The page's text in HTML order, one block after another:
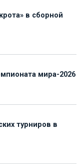
в сборной
мира-2026
турниров в